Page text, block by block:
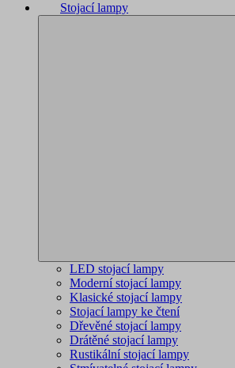
Stojací lampy
LED stojací lampy
Moderní stojací lampy
Klasické stojací lampy
Stojací lampy ke čtení
Dřevěné stojací lampy
Drátěné stojací lampy
Rustikální stojací lampy